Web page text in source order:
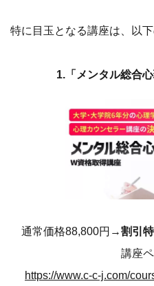
特に目玉となる講座は、以下
1.「メンタル総合
通常価格88,800円→割引
講座